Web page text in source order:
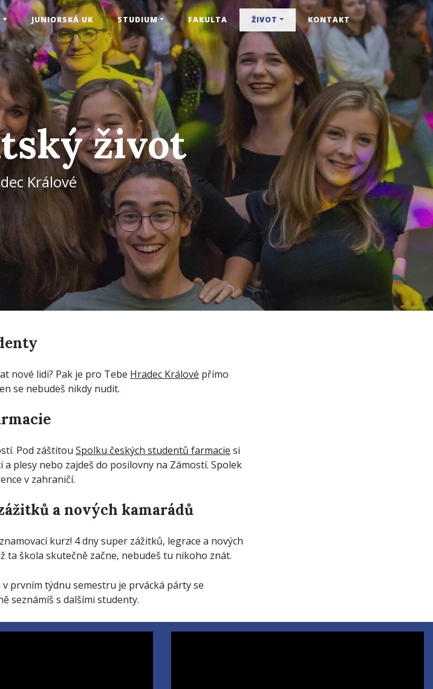
JUNIORSKÁ UK STUDIUM FAKULTA ŽIVOT KONTAKT
život
Králové
nové lidi? Pak je pro Tebe Hradec Králové přímo
se nebudeš nikdy nudit.
Pod záštitou Spolku českých studentů farmacie si
plesy nebo zajdeš do posilovny na Zámostí. Spolek
v zahraničí.
a nových kamarádů
kurz! 4 dny super zážitků, legrace a nových
ta škola skutečně začne, nebudeš tu nikoho znát.
prvním týdnu semestru je prvácká párty se
seznámíš s dalšími studenty.